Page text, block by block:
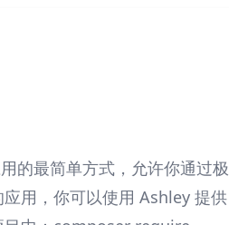
的最简单方式，允许你通过极
用，你可以使用 Ashley 提供